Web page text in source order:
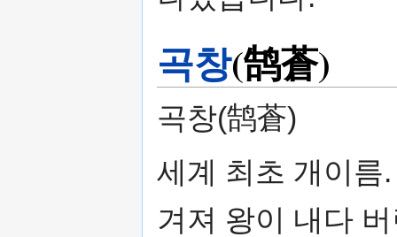
곡창(鹄蒼)
곡창(鹄蒼)
세계 최초 개이름
겨져 왕이 내다